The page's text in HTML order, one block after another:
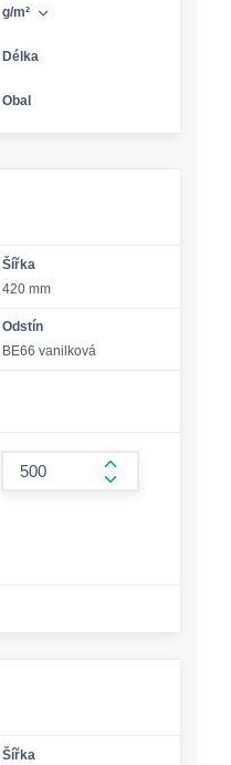
g/m²
Délka
Obal
Šířka
420 mm
Odstín
BE66 vanilková
form.increase-
Šířka